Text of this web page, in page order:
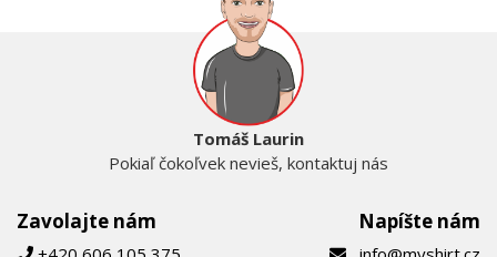
Zavolajte nám
Tomáš Laurin
Pokiaľ čokoľvek nevieš, kontaktuj nás
Napíšte nám